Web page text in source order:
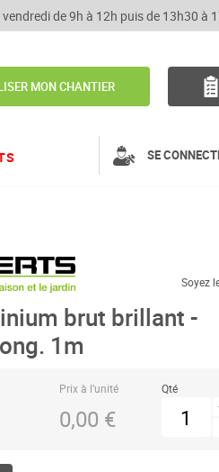
de 9h à 12h puis de 13h30 à
MON CHANTIER
SE
Soyez
brut brillant -
1m
Prix à l’unité
0,00 €
Qté